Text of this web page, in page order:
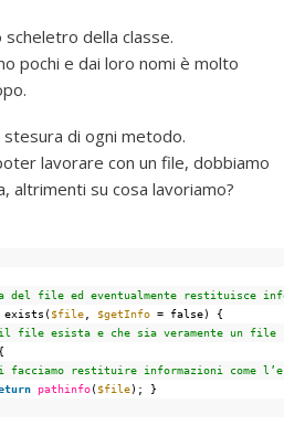
della classe.
pochi e dai loro nomi è molto
stesura di ogni metodo.
lavorare con un file, dobbiamo
altrimenti su cosa lavoriamo?
del file ed eventualmente restituisce
exists($file $getInfo = false) {
il file esista e che sia veramente un file
facciamo restituire informazioni come
pathinfo($file); }